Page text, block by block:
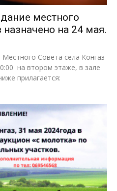
местного
назначено на 24 мая.
Совета села Конгаз
на втором этаже, в зале
прилагается: